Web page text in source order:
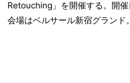
Retouching」を開催する。開催
会場はベルサール新宿グランド